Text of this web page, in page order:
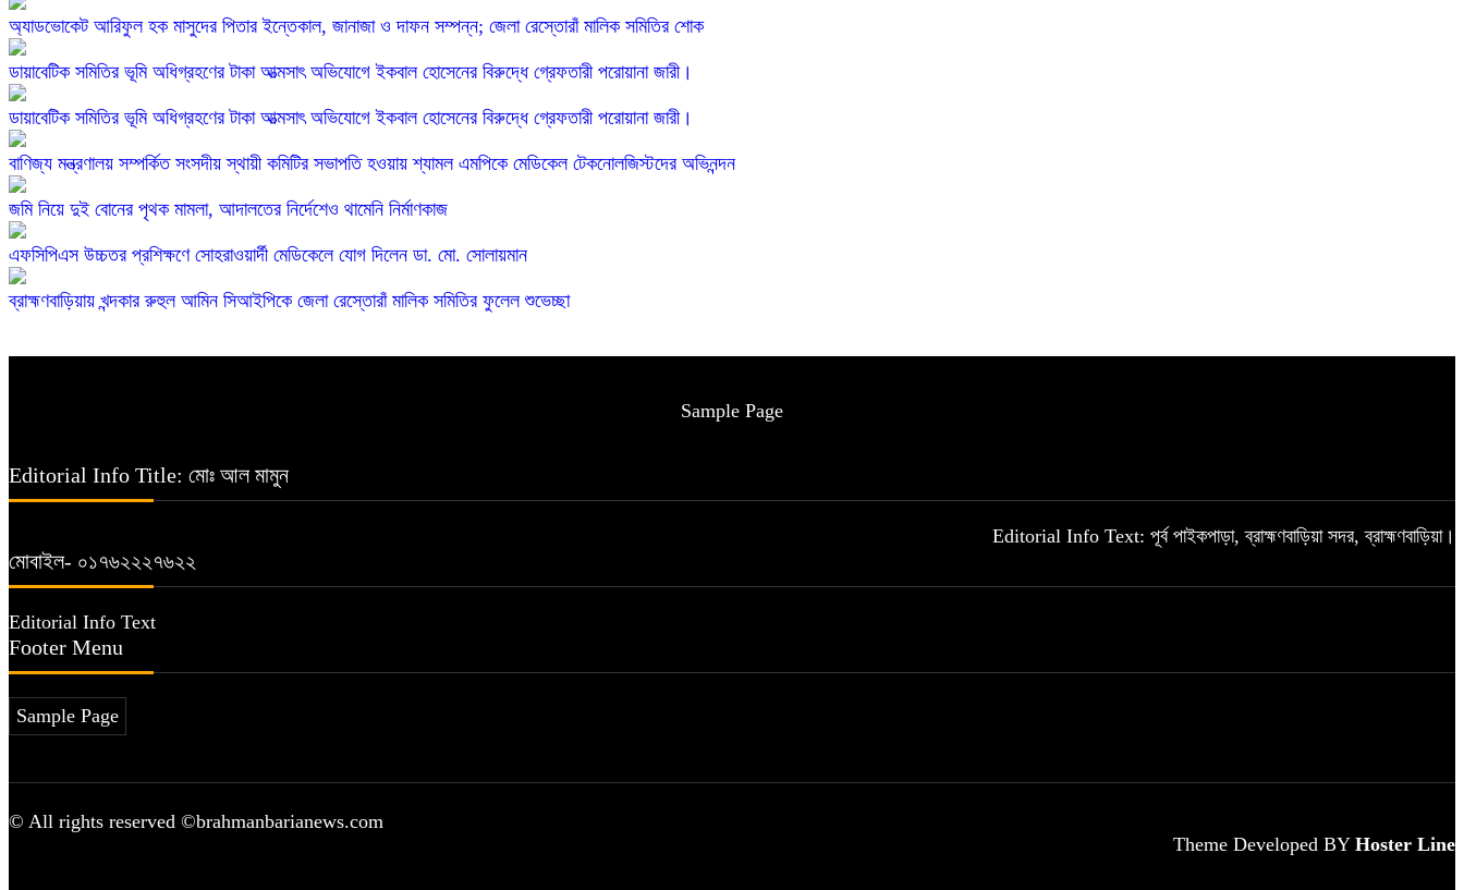
অ্যাডভোকেট আরিফুল হক মাসুদের পিতার ইন্তেকাল, জানাজা ও দাফন সম্পন্ন; জেলা রেস্তোরাঁ মালিক সমিতির শোক
ডায়াবেটিক সমিতির ভূমি অধিগ্রহণের টাকা আত্মসাৎ অভিযোগে ইকবাল হোসেনের বিরুদ্ধে গ্রেফতারী পরোয়ানা জারী।
ডায়াবেটিক সমিতির ভূমি অধিগ্রহণের টাকা আত্মসাৎ অভিযোগে ইকবাল হোসেনের বিরুদ্ধে গ্রেফতারী পরোয়ানা জারী।
বাণিজ্য মন্ত্রণালয় সম্পর্কিত সংসদীয় স্থায়ী কমিটির সভাপতি হওয়ায় শ্যামল এমপিকে মেডিকেল টেকনোলজিস্টদের অভিনন্দন
জমি নিয়ে দুই বোনের পৃথক মামলা, আদালতের নির্দেশেও থামেনি নির্মাণকাজ
এফসিপিএস উচ্চতর প্রশিক্ষণে সোহরাওয়ার্দী মেডিকেলে যোগ দিলেন ডা. মো. সোলায়মান
ব্রাহ্মণবাড়িয়ায় খন্দকার রুহুল আমিন সিআইপিকে জেলা রেস্তোরাঁ মালিক সমিতির ফুলেল শুভেচ্ছা
Sample Page
Editorial Info Title: মোঃ আল মামুন
Editorial Info Text: পূর্ব পাইকপাড়া, ব্রাহ্মণবাড়িয়া সদর, ব্রাহ্মণবাড়িয়া।
মোবাইল- ০১৭৬২২২৭৬২২
Editorial Info Text
Footer Menu
Sample Page
© All rights reserved ©brahmanbarianews.com
Theme Developed BY Hoster Line